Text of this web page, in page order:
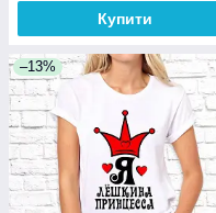
Купити
–13%